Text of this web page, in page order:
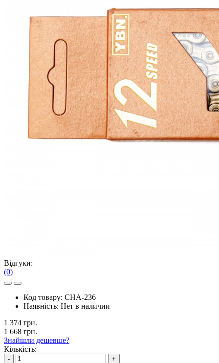
Відгуки:
(0)
Код товару: CHA-236
Наявність: Нет в наличии
1 374 грн.
1 668 грн.
Знайшли дешевше?
Кількість:
-
+